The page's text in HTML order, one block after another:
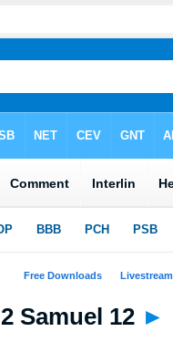
2 Samuel 12 ►